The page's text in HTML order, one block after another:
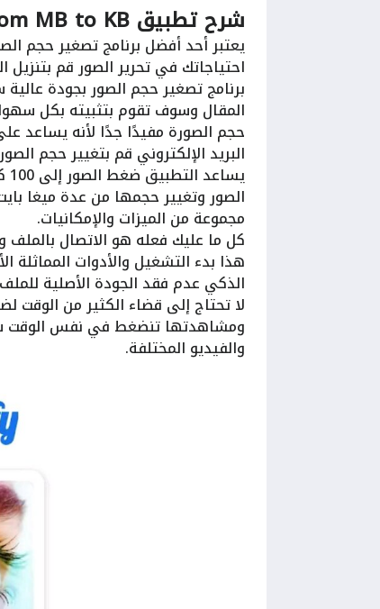
شرح تطبيق i MB to KB
يعتبر أحد أفضل برنامج تصغير حجم
احتياجاتك في تحرير الصور قم
برنامج تصغير حجم الصور بجودة
المقال وسوف تقوم بتثبيته بكل
حجم الصورة مفيدًا جدًا لأنه يساعد
البريد الإلكتروني قم بتغيير حجم
الصور وتغيير حجمها من عدة ميغا
مجموعة من الميزات والإمكانيات.
كل ما عليك فعله هو الاتصال بالملف
هذا بدء التشغيل والأدوات المماثلة
الذكي عدم فقد الجودة الأصلية
لا تحتاج إلى قضاء الكثير من
ومشاهدتها تنضغط في نفس الوقت
والفيديو المختلفة.